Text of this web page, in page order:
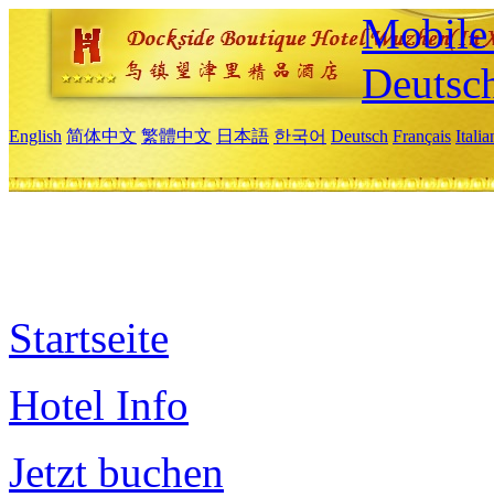
Mobile
English 简体中文 繁體中文 日本語 한국어 Deutsch Français
Startseite
Hotel Info
Jetzt buchen